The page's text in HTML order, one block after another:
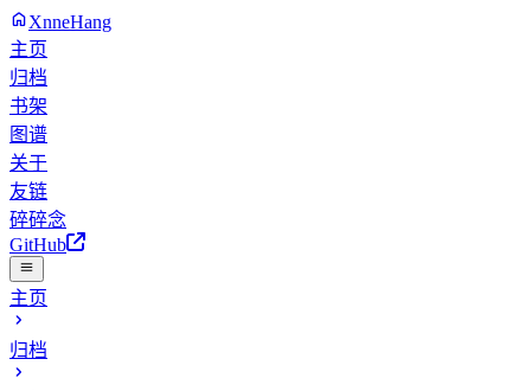
XnneHang
主页
归档
书架
图谱
关于
友链
碎碎念
GitHub
主页
归档